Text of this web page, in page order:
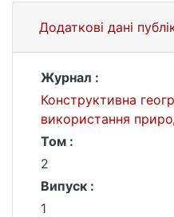
Додаткові дані
Журнал :
Конструктивна
використання
Том :
2
Випуск :
1